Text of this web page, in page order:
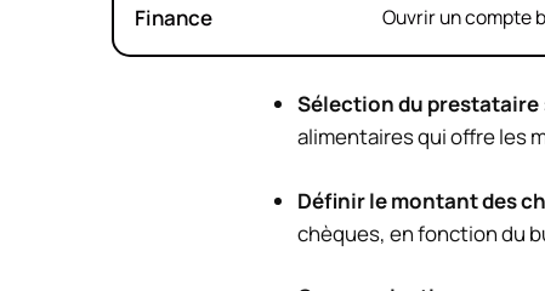
Finance Ouvrir un compte
Sélection du prestataire
alimentaires qui offre les
Définir le montant des
chèques, en fonction du